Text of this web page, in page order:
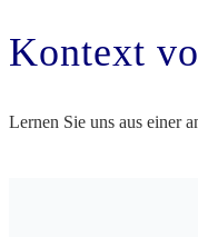
Kontext
Lernen Sie uns aus einer